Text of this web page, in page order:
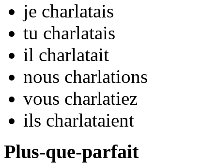
je charlatais
tu charlatais
il charlatait
nous charlations
vous charlatiez
ils charlataient
Plus-que-parfait